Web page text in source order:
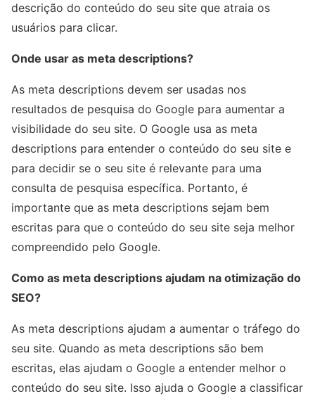
descrição do conteúdo do seu site que atraia os
usuários para clicar.
Onde usar as meta descriptions?
As meta descriptions devem ser usadas nos
resultados de pesquisa do Google para aumentar a
visibilidade do seu site. O Google usa as meta
descriptions para entender o conteúdo do seu site e
para decidir se o seu site é relevante para uma
consulta de pesquisa específica. Portanto, é
importante que as meta descriptions sejam bem
escritas para que o conteúdo do seu site seja melhor
compreendido pelo Google.
Como as meta descriptions ajudam na otimização do
SEO?
As meta descriptions ajudam a aumentar o tráfego do
seu site. Quando as meta descriptions são bem
escritas, elas ajudam o Google a entender melhor o
conteúdo do seu site. Isso ajuda o Google a classificar